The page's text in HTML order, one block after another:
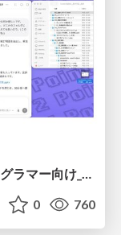
20260608_Codexの可能性_ノンプログラマー向け_大城追記
0 760